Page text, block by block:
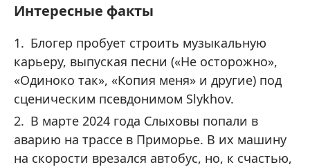
Интересные факты
Блогер пробует строить музыкальную
карьеру, выпуская песни («Не осторожно»,
«Одиноко так», «Копия меня» и другие) под
сценическим псевдонимом Slykhov.
В марте 2024 года Слыховы попали в
аварию на трассе в Приморье. В их машину
на скорости врезался автобус, но, к счастью,